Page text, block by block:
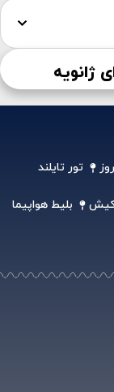
ژانویه
تور تایلند
کیش بلیط هواپیما